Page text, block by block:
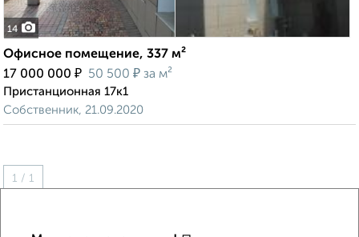
14
Офисное помещение, 337 м²
17 000 000 ₽ 50 500 ₽ за м²
Пристанционная 17к1
Собственник, 21.09.2020
1 / 1